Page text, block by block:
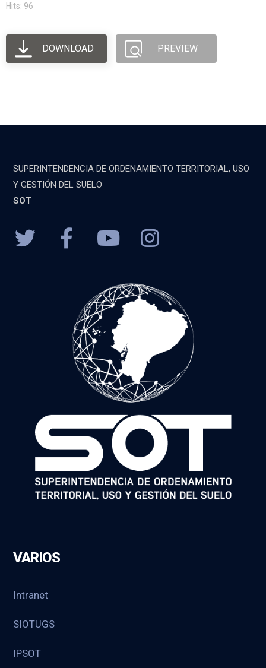
Hits: 96
DOWNLOAD PREVIEW
SUPERINTENDENCIA DE ORDENAMIENTO TERRITORIAL, USO
Y GESTIÓN DEL SUELO
SOT
VARIOS
Intranet
SIOTUGS
IPSOT